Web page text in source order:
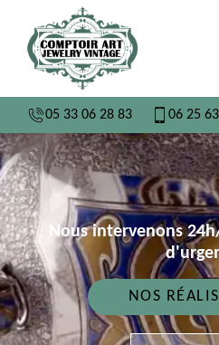
05 33 06 28 83 06 25
Nous intervenons
NOS